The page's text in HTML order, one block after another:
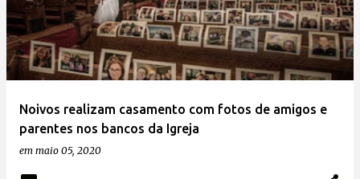
Noivos realizam casamento com fotos de amigos e
parentes nos bancos da Igreja
em maio 05, 2020